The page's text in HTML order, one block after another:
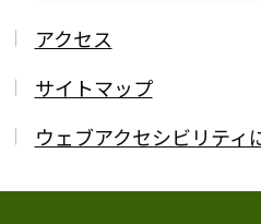
アクセス
サイトマップ
ウェブアクセシビリティ